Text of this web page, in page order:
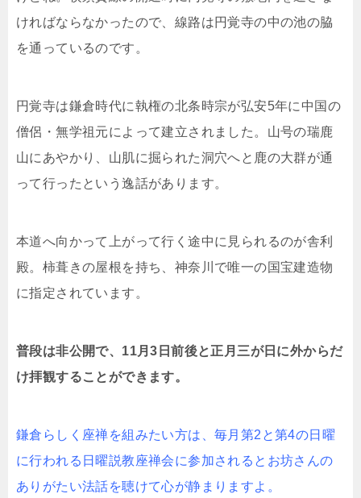
ければならなかったので、線路は円覚寺の中の池の脇
を通っているのです。
円覚寺は鎌倉時代に執権の北条時宗が弘安5年に中国の
僧侶・無学祖元によって建立されました。山号の瑞鹿
山にあやかり、山肌に掘られた洞穴へと鹿の大群が通
って行ったという逸話があります。
本道へ向かって上がって行く途中に見られるのが舎利
殿。柿葺きの屋根を持ち、神奈川で唯一の国宝建造物
に指定されています。
普段は非公開で、11月3日前後と正月三が日に外からだ
け拝観することができます。
鎌倉らしく座禅を組みたい方は、毎月第2と第4の日曜
に行われる日曜説教座禅会に参加されるとお坊さんの
ありがたい法話を聴けて心が静まりますよ。